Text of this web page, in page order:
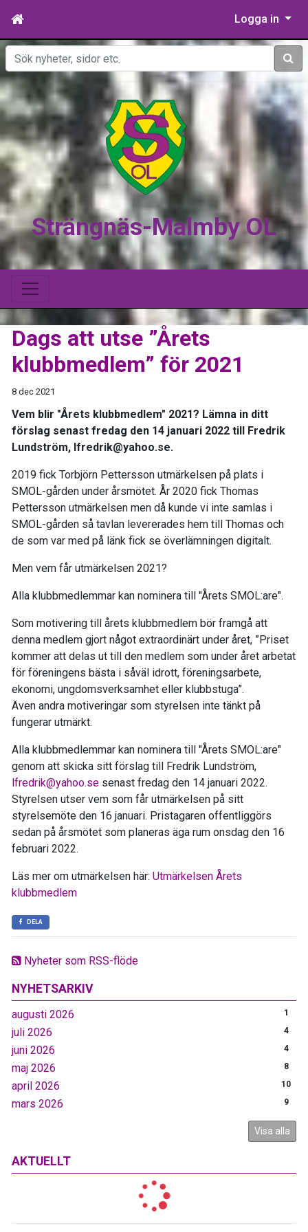
Logga in
Sök
Strängnäs-Malmby OL
Nyheter som RSS-flöde
NYHETSARKIV
augusti 2026 1
juli 2026 4
juni 2026 4
maj 2026 8
april 2026 10
mars 2026 9
Visa alla
AKTUELLT
Dags att utse ”Årets
klubbmedlem” för 2021
8 dec 2021
Vem blir "Årets klubbmedlem" 2021? Lämna in ditt
förslag senast fredag den 14 januari 2022 till Fredrik
Lundström, lfredrik@yahoo.se.
2019 fick Torbjörn Pettersson utmärkelsen på plats i
SMOL-gården under årsmötet. År 2020 fick Thomas
Pettersson utmärkelsen men då kunde vi inte samlas i
SMOL-gården så tavlan levererades hem till Thomas och
de som var med på länk fick se överlämningen digitalt.
Men vem får utmärkelsen 2021?
Alla klubbmedlemmar kan nominera till "Årets SMOL:are".
Som motivering till årets klubbmedlem bör framgå att
denna medlem gjort något extraordinärt under året, ”Priset
kommer att delas ut till den medlem som under året arbetat
för föreningens bästa i såväl idrott, föreningsarbete,
ekonomi, ungdomsverksamhet eller klubbstuga”.
Även andra motiveringar som styrelsen inte tänkt på
fungerar utmärkt.
Alla klubbmedlemmar kan nominera till "Årets SMOL:are"
genom att skicka sitt förslag till Fredrik Lundström,
lfredrik@yahoo.se senast fredag den 14 januari 2022.
Styrelsen utser vem som får utmärkelsen på sitt
styrelsemöte den 16 januari. Pristagaren offentliggörs
sedan på årsmötet som planeras äga rum onsdag den 16
februari 2022.
Läs mer om utmärkelsen här: Utmärkelsen Årets
klubbmedlem
DELA